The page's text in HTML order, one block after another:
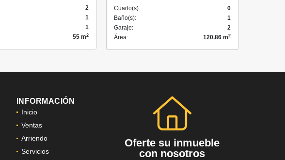
2
1
1
55 m2
Cuarto(s):
0
Baño(s):
1
Garaje:
2
Área:
120.86 m2
INFORMACIÓN
Inicio
Ventas
Arriendo
Servicios
Oferte su inmueble
con nosotros